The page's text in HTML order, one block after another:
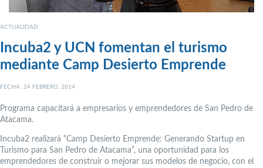
ACTUALIDAD
Incuba2 y UCN fomentan el turismo
mediante Camp Desierto Emprende
FECHA: 24 FEBRERO, 2014
Programa capacitará a empresarios y emprendedores de San Pedro de
Atacama.
Incuba2 realizará “Camp Desierto Emprende: Generando Startup en
Turismo para San Pedro de Atacama”, una oportunidad para los
emprendedores de construir o mejorar sus modelos de negocio, con el